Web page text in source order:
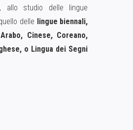
allo studio delle lingue
delle lingue biennali,
Arabo, Cinese, Coreano,
o Lingua dei Segni